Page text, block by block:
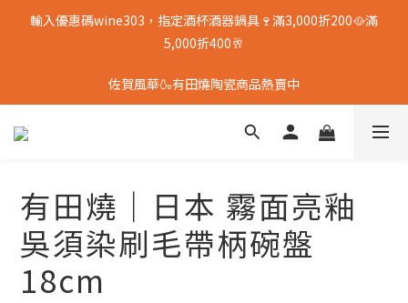
輸入優惠碼wine303，指定酒杯酒器鍋具🍷滿3,000折200🥘滿
5,000折400🥂
佐賀風華🍶有田燒陶瓷商品熱賣中
有田燒｜日本 霧面亮釉
吳須染刷毛帶柄碗盤
18cm